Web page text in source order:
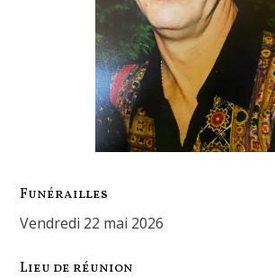
Funérailles
vendredi 22 mai 2026
Lieu de réunion